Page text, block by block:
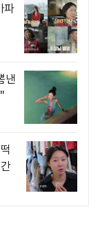
파
낸